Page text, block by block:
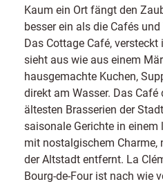
Kaum ein Ort fängt den
besser ein als die Cafés
Das Cottage Café, versteckt
sieht aus wie aus einem
hausgemachte Kuchen,
direkt am Wasser. Das Café
ältesten Brasserien der
saisonale Gerichte in
mit nostalgischem Charme,
der Altstadt entfernt. La
Bourg-de-Four ist nach wie